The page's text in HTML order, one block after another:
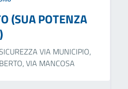
(SUA POTENZA
VIA MUNICIPIO,
VIA MANCOSA